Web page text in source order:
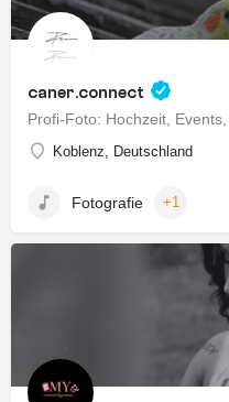
caner.connect
Profi-Foto: Hochzeit,
Koblenz, Deutschland
Fotografie +1